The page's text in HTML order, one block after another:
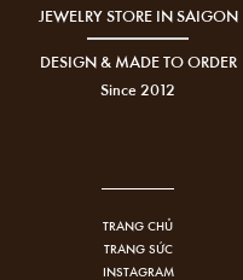
JEWELRY STORE IN SAIGON
DESIGN & MADE TO ORDER
Since 2012
TRANG CHỦ
TRANG SỨC
INSTAGRAM